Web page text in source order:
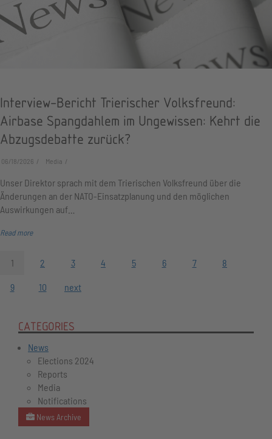
Interview-Bericht Trierischer Volksfreund:
Airbase Spangdahlem im Ungewissen: Kehrt die
Abzugsdebatte zurück?
06/18/2026 Media
Unser Direktor sprach mit dem Trierischen Volksfreund über die
Änderungen an der NATO-Einsatzplanung und den möglichen
Auswirkungen auf…
Read more
1 2 3 4 5 6 7 8
9 10 next
CATEGORIES
News
Elections 2024
Reports
Media
Notifications
News Archive